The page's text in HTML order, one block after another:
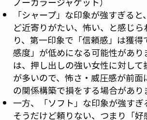
「シャープ」な印象が強すぎる
ど近寄りがたい、怖い、と感じら
り、第一印象で「信頼感」は獲得
感度」が低めになる可能性があり
は、押し出しの強い女性に対して
が多いので、怖さ・威圧感が前面
の関係構築で損をする場合があり
一方、「ソフト」な印象が強すぎ
そうだけど頼りない、つまり「好